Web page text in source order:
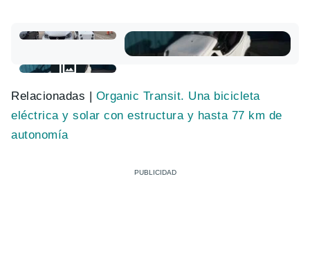
Relacionadas | Organic Transit. Una bicicleta
eléctrica y solar con estructura y hasta 77 km de
autonomía